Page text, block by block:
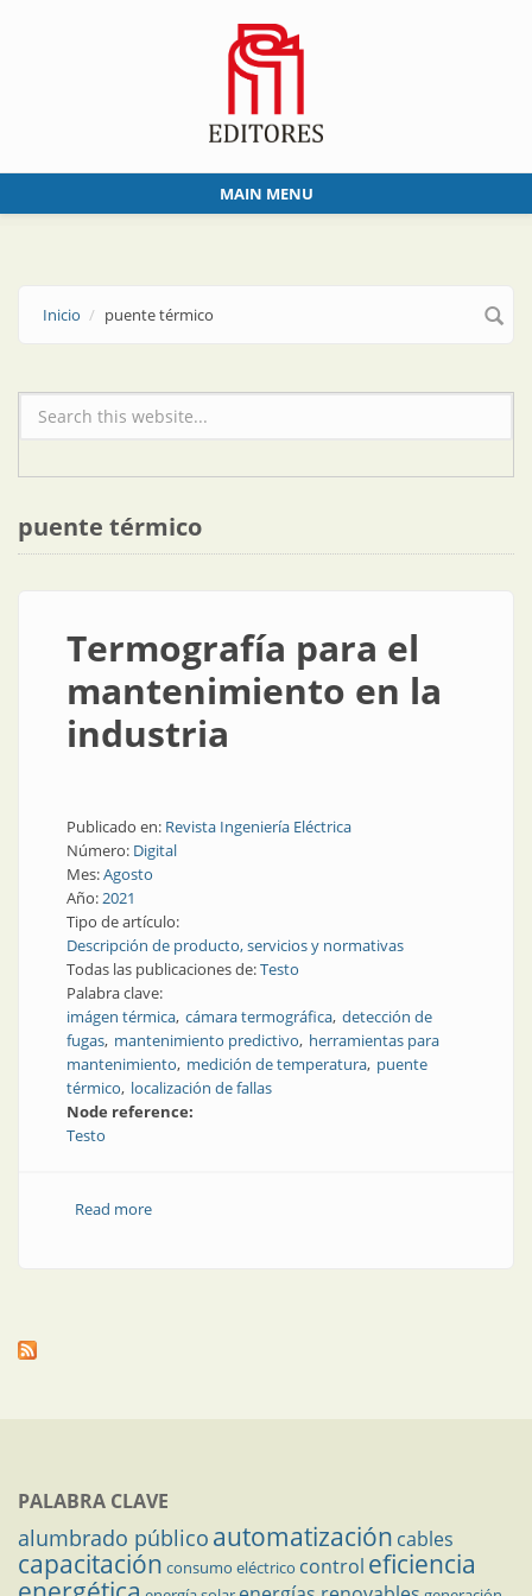
MAIN MENU
Inicio puente térmico
Formulario de búsqueda
puente térmico
Termografía para el
mantenimiento en la
industria
Publicado en: Revista Ingeniería Eléctrica
Número: Digital
Mes:Agosto
Año:2021
Tipo de artículo:
Descripción de producto, servicios y normativas
Todas las publicaciones de:Testo
Palabra clave:
imágen térmica cámara termográfica detección de
fugas mantenimiento predictivo herramientas para
mantenimiento medición de temperatura puente
térmico localización de fallas
Node reference:
Testo
Read moreabout Termografía para el mantenimiento en la
PALABRA CLAVE
alumbrado público automatización cables
capacitación consumo eléctrico control eficiencia